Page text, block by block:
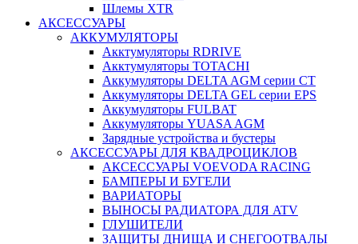
Шлемы XTR
АКСЕССУАРЫ
АККУМУЛЯТОРЫ
Акктумуляторы RDRIVE
Акктумуляторы TOTACHI
Аккумуляторы DELTA AGM серии CT
Аккумуляторы DELTA GEL серии EPS
Аккумуляторы FULBAT
Аккумуляторы YUASA AGM
Зарядные устройства и бустеры
АКСЕССУАРЫ ДЛЯ КВАДРОЦИКЛОВ
АКСЕССУАРЫ VOEVODA RACING
БАМПЕРЫ И БУГЕЛИ
ВАРИАТОРЫ
ВЫНОСЫ РАДИАТОРА ДЛЯ ATV
ГЛУШИТЕЛИ
ЗАЩИТЫ ДНИЩА И СНЕГООТВАЛЫ